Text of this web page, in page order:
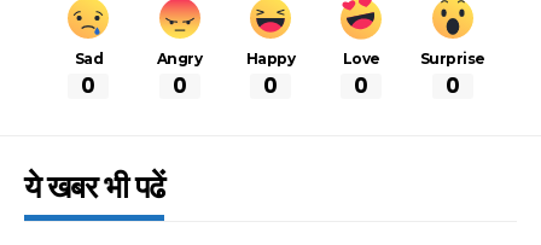
Sad
0
Angry
0
Happy
0
Love
0
Surprise
0
ये खबर भी पढें